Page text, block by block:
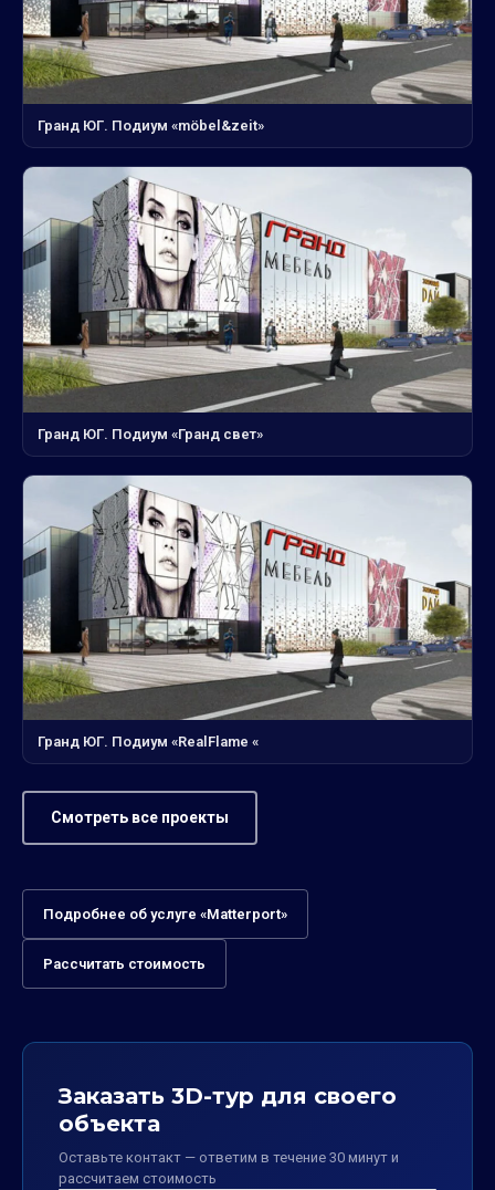
Гранд ЮГ. Подиум «möbel&zeit»
Гранд ЮГ. Подиум «Гранд свет»
Гранд ЮГ. Подиум «RealFlame «
Смотреть все проекты
Подробнее об услуге «Matterport»
Рассчитать стоимость
Заказать 3D-тур для своего
объекта
Оставьте контакт — ответим в течение 30 минут и
рассчитаем стоимость